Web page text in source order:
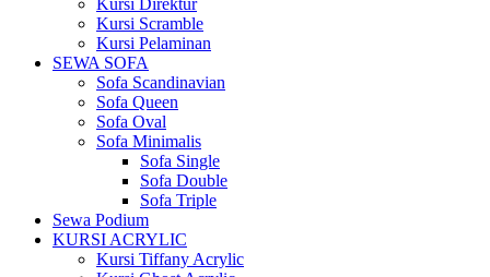
Kursi Direktur
Kursi Scramble
Kursi Pelaminan
SEWA SOFA
Sofa Scandinavian
Sofa Queen
Sofa Oval
Sofa Minimalis
Sofa Single
Sofa Double
Sofa Triple
Sewa Podium
KURSI ACRYLIC
Kursi Tiffany Acrylic